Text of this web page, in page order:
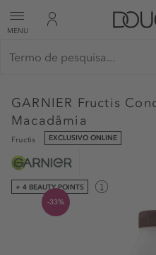
MENU
GARNIER Fructis
Macadâmia
Fructis EXCLUSIVO ONLINE
+ 4 BEAUTY POINTS
-33%